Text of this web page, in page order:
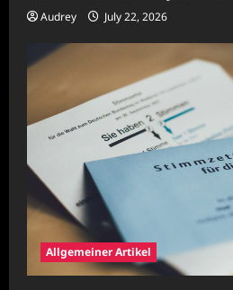
Audrey July 22, 2026
Allgemeiner Artikel